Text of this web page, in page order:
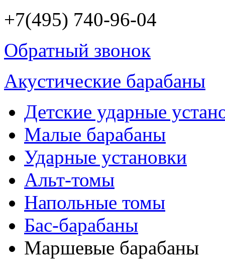
+7(495) 740-96-04
Обратный звонок
Акустические барабаны
Детские ударные
Малые барабаны
Ударные установки
Альт-томы
Напольные томы
Бас-барабаны
Маршевые барабаны